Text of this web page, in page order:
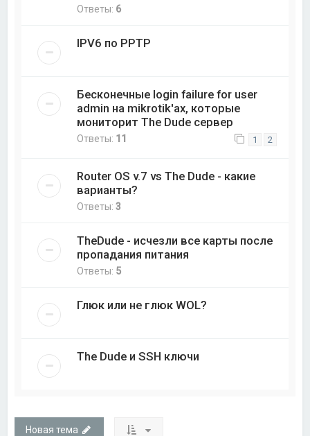
Ответы: 6
IPV6 по PPTP
Бесконечные login failure for user
admin на mikrotik'ах, которые
мониторит The Dude сервер
Ответы: 11 1 2
Router OS v.7 vs The Dude - какие
варианты?
Ответы:3
TheDude - исчезли все карты после
пропадания питания
Ответы: 5
Глюк или не глюк WOL?
The Dude и SSH ключи
Новая тема